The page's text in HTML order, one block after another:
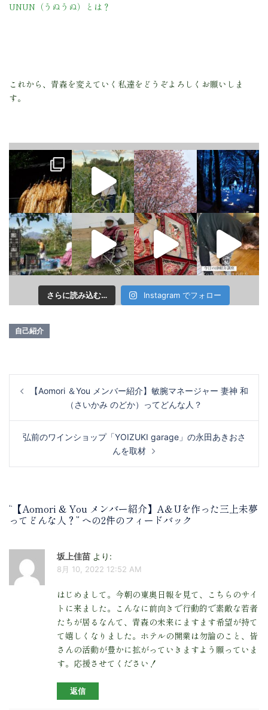
UNUN（うぬうぬ）とは？
これから、青森を変えていく私達をどうぞよろしくお願いしま
す。
さらに読み込む… Instagram でフォロー
自己紹介
投
ゲ
ン
【Aomori ＆You メンバー紹介】敏腕マネージャー 妻神 和
（さいかみ のどか）ってどんな人？
弘前のワインショップ「YOIZUKI garage」の永田あきおさ
んを取材
“ 【Aomori & You メンバー紹介】A＆Uを作った三上未夢
ってどんな人？ ” への2件のフィードバック
坂上佳苗 より:
8月 10, 2022 12:52 AM
はじめまして。今朝の東奥日報を見て、こちらのサイ
トに来ました。こんなに前向きで行動的で素敵な若者
たちが居るなんて、青森の未来にますます希望が持て
て嬉しくなりました。ホテルの開業は勿論のこと、皆
さんの活動が豊かに拡がっていきますよう願っていま
す。応援させてください！
返信